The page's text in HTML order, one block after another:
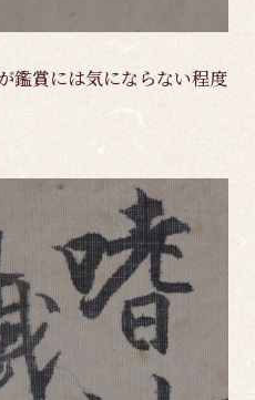
鑑賞には気にならない程度